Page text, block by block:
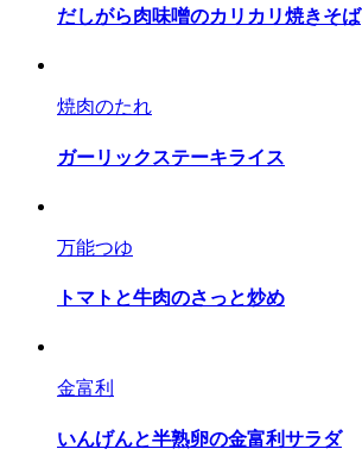
だしがら肉味噌のカリカリ焼きそば
焼肉のたれ
ガーリックステーキライス
万能つゆ
トマトと牛肉のさっと炒め
金富利
いんげんと半熟卵の金富利サラダ